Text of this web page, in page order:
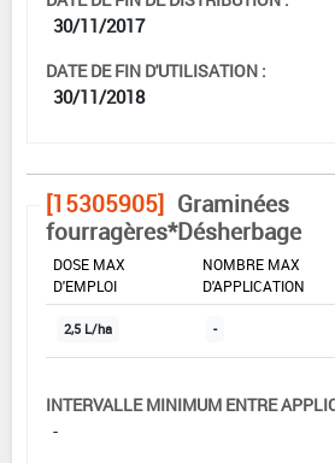
30/11/2017
DATE DE FIN D'UTILISATION :
30/11/2018
[15305905] Graminées
fourragères*Désherbage
DOSE MAX
D'EMPLOI
NOMBRE MAX
D'APPLICATION
2,5 L/ha -
INTERVALLE MINIMUM ENTRE
-